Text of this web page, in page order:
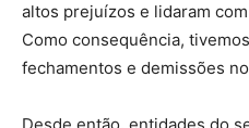
altos prejuízos e lidaram
Como consequência,
fechamentos e demissões